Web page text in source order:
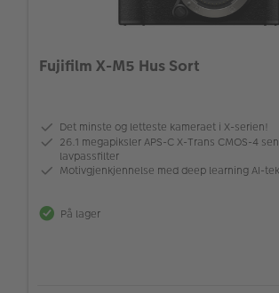
Fujifilm X-M5 Hus Sort
Det minste og letteste kameraet i X-serien!
26.1 megapiksler APS-C X-Trans CMOS-4
lavpassfilter
Motivgjenkjennelse med deep learning AI-
På lager